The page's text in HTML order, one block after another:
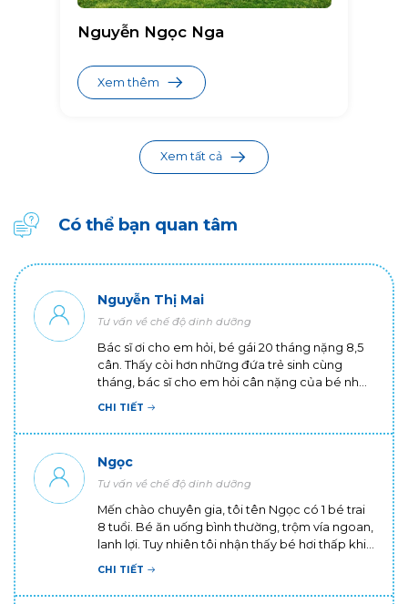
Nguyễn Ngọc Nga
Xem thêm
Xem tất cả
Có thể bạn quan tâm
Nguyễn Thị Mai
Tư vấn về chế độ dinh dưỡng
Bác sĩ ơi cho em hỏi, bé gái 20 tháng nặng 8,5
cân. Thấy còi hơn những đứa trẻ sinh cùng
tháng, bác sĩ cho em hỏi cân nặng của bé như
vậy là có bình thường không? Có cách nào cho
CHI TIẾT
Ngọc
Tư vấn về chế độ dinh dưỡng
Mến chào chuyên gia, tôi tên Ngọc có 1 bé trai
8 tuổi. Bé ăn uống bình thường, trộm vía ngoan,
lanh lợi. Tuy nhiên tôi nhận thấy bé hơi thấp khi
đứng cùng các bé khác cùng trang lứa. Tôi
ba mẹ ko cao thì con có cao được không ạ?
CHI TIẾT